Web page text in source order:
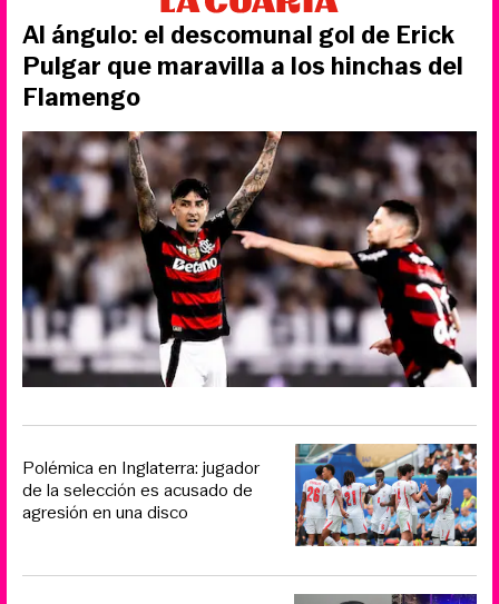
Al ángulo: el descomunal gol de Erick
Pulgar que maravilla a los hinchas del
Flamengo
Polémica en Inglaterra: jugador
de la selección es acusado de
agresión en una disco